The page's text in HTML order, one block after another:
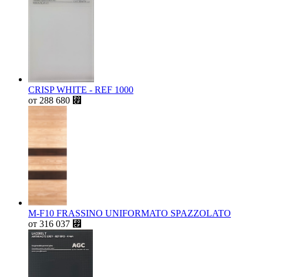
CRISP WHITE - REF 1000
от 288 680 ⃏
M-F10 FRASSINO UNIFORMATO SPAZZOLATO
от 316 037 ⃏